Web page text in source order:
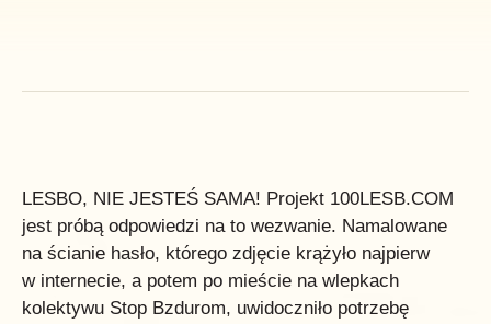
LESBO, NIE JESTEŚ SAMA! Projekt 100LESB.COM
jest próbą odpowiedzi na to wezwanie. Namalowane
na ścianie hasło, którego zdjęcie krążyło najpierw
w internecie, a potem po mieście na wlepkach
kolektywu Stop Bzdurom, uwidoczniło potrzebę